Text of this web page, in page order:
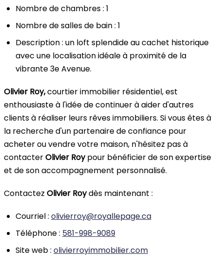
Nombre de chambres : 1
Nombre de salles de bain : 1
Description : un loft splendide au cachet historique
avec une localisation idéale à proximité de la
vibrante 3e Avenue.
Olivier Roy,courtier immobilier résidentiel, est
enthousiaste à l'idée de continuer à aider d'autres
clients à réaliser leurs rêves immobiliers. Si vous êtes à
la recherche d'un partenaire de confiance pour
acheter ou vendre votre maison, n'hésitez pas à
contacterOlivier Roypour bénéficier de son expertise
et de son accompagnement personnalisé.
Contactez Olivier Roydès maintenant :
Courriel : olivierroy@royallepage.ca
Téléphone : 581-998-9089
Site web : olivierroyimmobilier.com